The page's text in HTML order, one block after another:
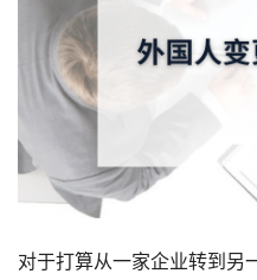
对于打算从一家企业转到另